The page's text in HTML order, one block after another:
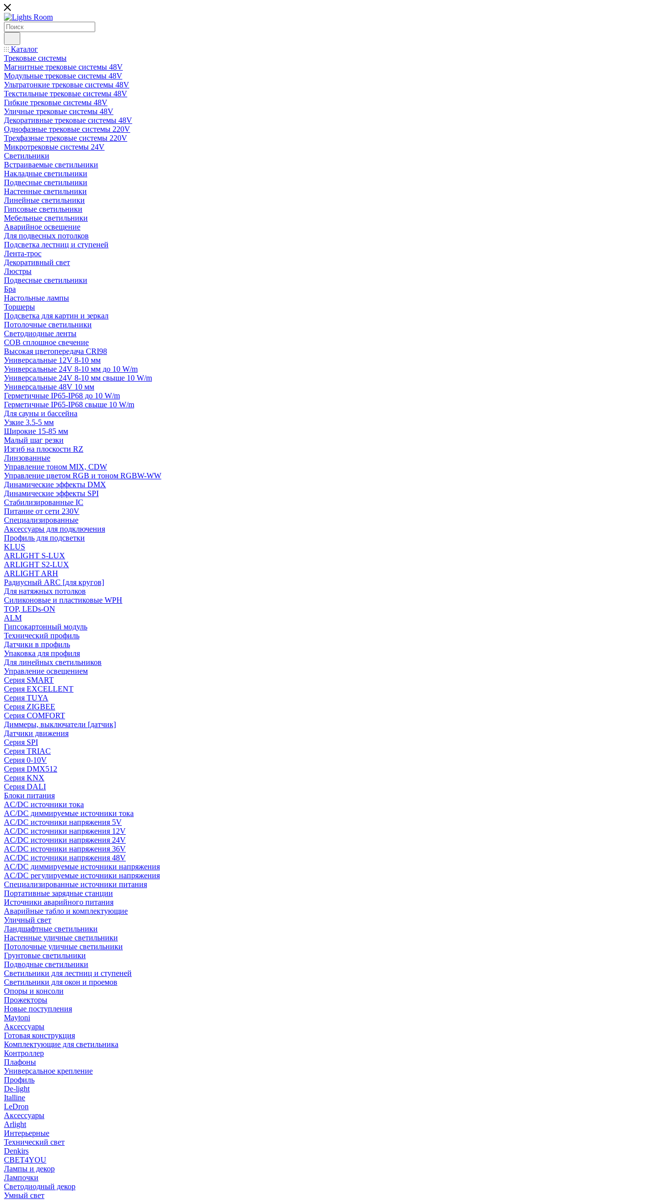
Каталог
Трековые системы
Магнитные трековые системы 48V
Модульные трековые системы 48V
Ультратонкие трековые системы 48V
Текстильные трековые системы 48V
Гибкие трековые системы 48V
Уличные трековые системы 48V
Декоративные трековые системы 48V
Однофазные трековые системы 220V
Трехфазные трековые системы 220V
Микротрековые системы 24V
Светильники
Встраиваемые светильники
Накладные светильники
Подвесные светильники
Настенные светильники
Линейные светильники
Гипсовые светильники
Мебельные светильники
Аварийное освещение
Для подвесных потолков
Подсветка лестниц и ступеней
Лента-трос
Декоративный свет
Люстры
Подвесные светильники
Бра
Настольные лампы
Торшеры
Подсветка для картин и зеркал
Потолочные светильники
Светодиодные ленты
COB сплошное свечение
Высокая цветопередача CRI98
Универсальные 12V 8-10 мм
Универсальные 24V 8-10 мм до 10 W/m
Универсальные 24V 8-10 мм свыше 10 W/m
Универсальные 48V 10 мм
Герметичные IP65-IP68 до 10 W/m
Герметичные IP65-IP68 свыше 10 W/m
Для сауны и бассейна
Узкие 3.5-5 мм
Широкие 15-85 мм
Малый шаг резки
Изгиб на плоскости RZ
Линзованные
Управление тоном MIX, CDW
Управление цветом RGB и тоном RGBW-WW
Динамические эффекты DMX
Динамические эффекты SPI
Стабилизированные IC
Питание от сети 230V
Специализированные
Аксессуары для подключения
Профиль для подсветки
KLUS
ARLIGHT S-LUX
ARLIGHT S2-LUX
ARLIGHT ARH
Радиусный ARC [для кругов]
Для натяжных потолков
Силиконовые и пластиковые WPH
TOP, LEDs-ON
ALM
Гипсокартонный модуль
Технический профиль
Датчики в профиль
Упаковка для профиля
Для линейных светильников
Управление освещением
Серия SMART
Серия EXCELLENT
Серия TUYA
Серия ZIGBEE
Серия COMFORT
Диммеры, выключатели [датчик]
Датчики движения
Серия SPI
Серия TRIAC
Серия 0-10V
Серия DMX512
Серия KNX
Серия DALI
Блоки питания
AC/DC источники тока
AC/DC диммируемые источники тока
AC/DC источники напряжения 5V
AC/DC источники напряжения 12V
AC/DC источники напряжения 24V
AC/DC источники напряжения 36V
AC/DC источники напряжения 48V
AC/DC диммируемые источники напряжения
AC/DC регулируемые источники напряжения
Специализированные источники питания
Портативные зарядные станции
Источники аварийного питания
Аварийные табло и комплектующие
Уличный свет
Ландшафтные светильники
Настенные уличные светильники
Потолочные уличные светильники
Грунтовые светильники
Подводные светильники
Светильники для лестниц и ступеней
Светильники для окон и проемов
Опоры и консоли
Прожекторы
Новые поступления
Maytoni
Аксессуары
Готовая конструкция
Комплектующие для светильника
Контроллер
Плафоны
Универсальное крепление
Профиль
De-light
Italline
LeDron
Аксессуары
Arlight
Интерьерные
Технический свет
Denkirs
СВЕТ4YOU
Лампы и декор
Лампочки
Светодиодный декор
Умный свет